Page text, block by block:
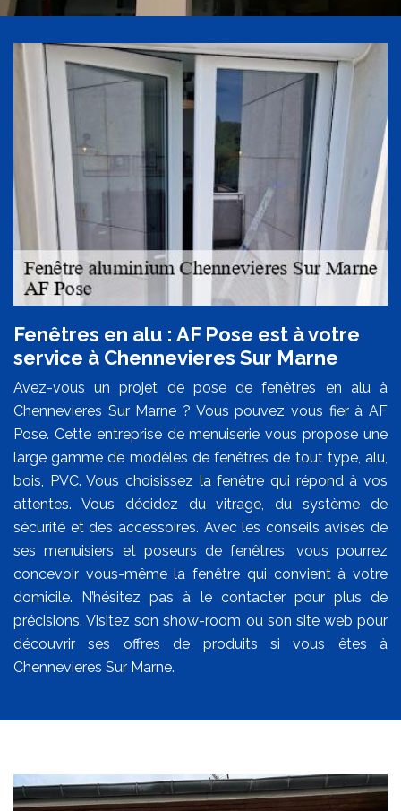
Fenêtres en alu : AF Pose est à votre
service à Chennevieres Sur Marne
Avez-vous un projet de pose de fenêtres en alu à
Chennevieres Sur Marne ? Vous pouvez vous fier à AF
Pose. Cette entreprise de menuiserie vous propose une
large gamme de modèles de fenêtres de tout type, alu,
bois, PVC. Vous choisissez la fenêtre qui répond à vos
attentes. Vous décidez du vitrage, du système de
sécurité et des accessoires. Avec les conseils avisés de
ses menuisiers et poseurs de fenêtres, vous pourrez
concevoir vous-même la fenêtre qui convient à votre
domicile. N’hésitez pas à le contacter pour plus de
précisions. Visitez son show-room ou son site web pour
découvrir ses offres de produits si vous êtes à
Chennevieres Sur Marne.